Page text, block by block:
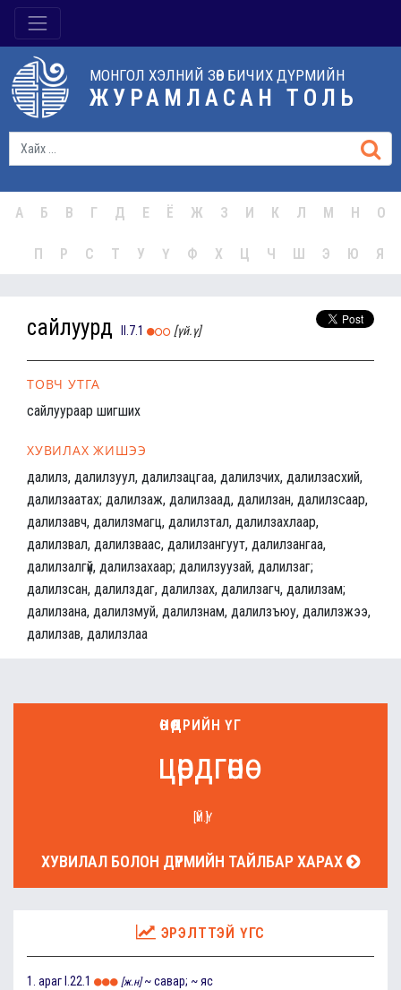
МОНГОЛ ХЭЛНИЙ ЗӨВ БИЧИХ ДҮРМИЙН
ЖУРАМЛАСАН ТОЛЬ
А Б В Г Д Е Ё Ж З И К Л М Н О
П Р С Т У Ү Ф Х Ц Ч Ш Э Ю Я
сайлуурд II.7.1 [үй.ү]
ТОВЧ УТГА
сайлуураар шигших
ХУВИЛАХ ЖИШЭЭ
далилз, далилзуул, далилзацгаа, далилзчих, далилзасхий,
далилзаатах; далилзаж, далилзаад, далилзан, далилзсаар,
далилзавч, далилзмагц, далилзтал, далилзахлаар,
далилзвал, далилзваас, далилзангуут, далилзангаа,
далилзалгүй, далилзахаар; далилзуузай, далилзаг;
далилзсан, далилздаг, далилзах, далилзагч, далилзам;
далилзана, далилзмуй, далилзнам, далилзъюу, далилзжээ,
далилзав, далилзлаа
ӨНӨӨДРИЙН ҮГ
цөрдгөнө
[ҮЙ.Ү]
ХУВИЛАЛ БОЛОН ДҮРМИЙН ТАЙЛБАР ХАРАХ
ЭРЭЛТТЭЙ ҮГС
1. араг I.22.1 [ж.н] ~ савар; ~ яс